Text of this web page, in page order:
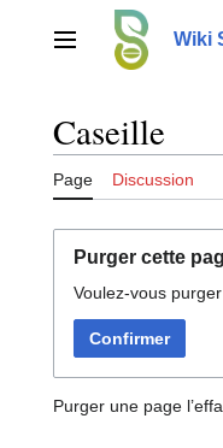
contenuMenu principal
Wiki
Caseille
Page Discussion
Purger cette
Voulez-vous
Confirmer
Purger une page